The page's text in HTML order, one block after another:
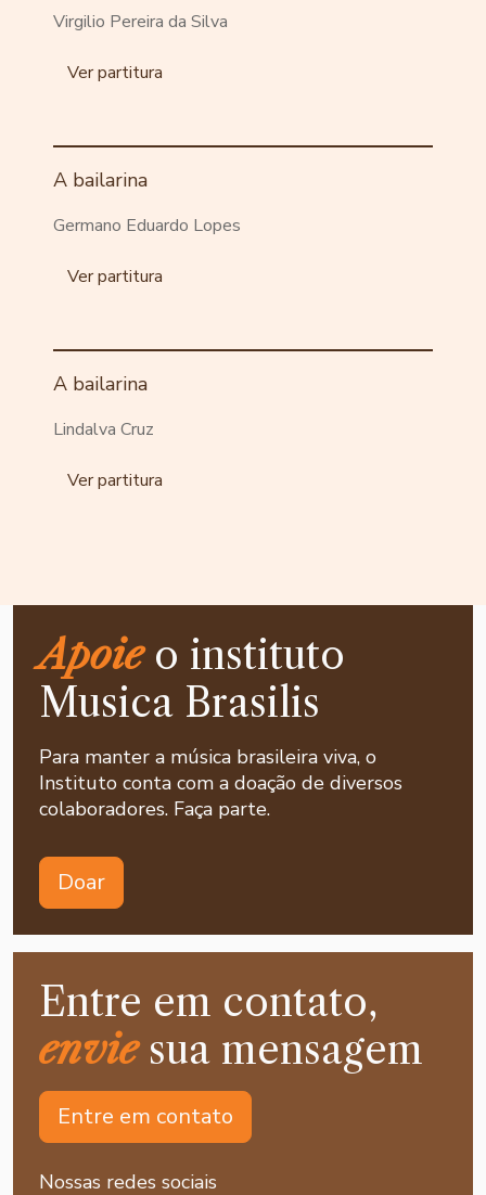
Virgilio Pereira da Silva
Ver partitura
A bailarina
Germano Eduardo Lopes
Ver partitura
A bailarina
Lindalva Cruz
Ver partitura
Apoieo instituto
Musica Brasilis
Para manter a música brasileira viva, o
Instituto conta com a doação de diversos
colaboradores. Faça parte.
Doar
Entre em contato,
enviesua mensagem
Entre em contato
Nossas redes sociais